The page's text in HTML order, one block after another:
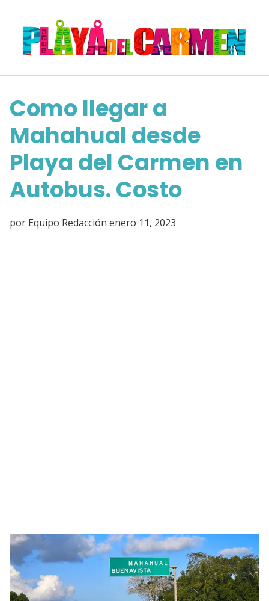
contenido
Como llegar a
Mahahual desde
Playa del Carmen en
Autobus. Costo
por Equipo Redacción enero 11, 2023